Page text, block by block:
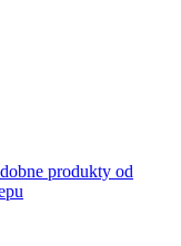
produkty od